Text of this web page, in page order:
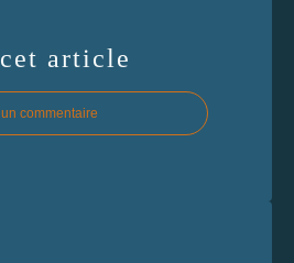
article
commentaire